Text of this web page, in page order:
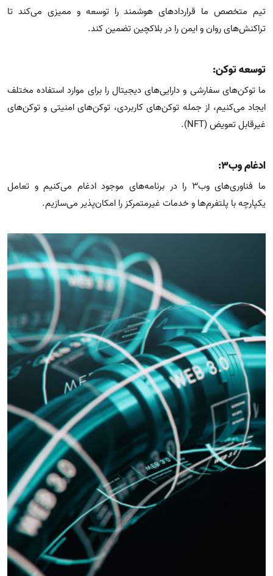
تیم متخصص ما قراردادهای هوشمند را توسعه و ممیزی می‌کند تا
تراکنش‌های روان و ایمن را در بلاکچین تضمین کند.
توسعه توکن:
ما توکن‌های سفارشی و دارایی‌های دیجیتال را برای موارد استفاده مختلف
ایجاد می‌کنیم، از جمله توکن‌های کاربردی، توکن‌های امنیتی و توکن‌های
غیرقابل تعویض (NFT).
ادغام وب۳:
ما فناوری‌های وب۳ را در برنامه‌های موجود ادغام می‌کنیم و تعامل
یکپارچه با پلتفرم‌ها و خدمات غیرمتمرکز را امکان‌پذیر می‌سازیم.